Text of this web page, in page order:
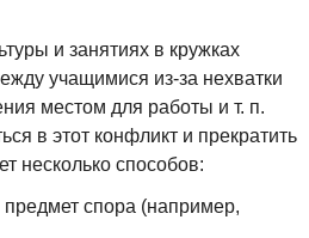
и занятиях в кружках
учащимися из-за нехватки
местом для работы и т. п.
в этот конфликт и прекратить
несколько способов:
спора (например,